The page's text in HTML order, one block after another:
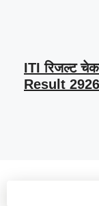
ITI रिजल्ट
Result